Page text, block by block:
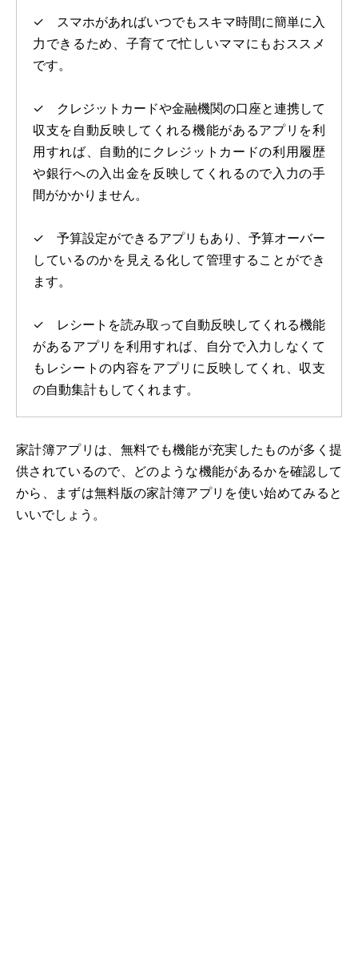
✓ スマホがあればいつでもスキマ時間に簡単に入
力できるため、子育てで忙しいママにもおススメ
です。
✓ クレジットカードや金融機関の口座と連携して
収支を自動反映してくれる機能があるアプリを利
用すれば、自動的にクレジットカードの利用履歴
や銀行への入出金を反映してくれるので入力の手
間がかかりません。
✓ 予算設定ができるアプリもあり、予算オーバー
しているのかを見える化して管理することができ
ます。
✓ レシートを読み取って自動反映してくれる機能
があるアプリを利用すれば、自分で入力しなくて
もレシートの内容をアプリに反映してくれ、収支
の自動集計もしてくれます。
家計簿アプリは、無料でも機能が充実したものが多く提
供されているので、どのような機能があるかを確認して
から、まずは無料版の家計簿アプリを使い始めてみると
いいでしょう。